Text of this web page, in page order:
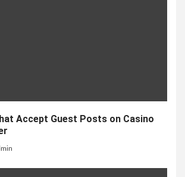
Accept Guest Posts on Casino